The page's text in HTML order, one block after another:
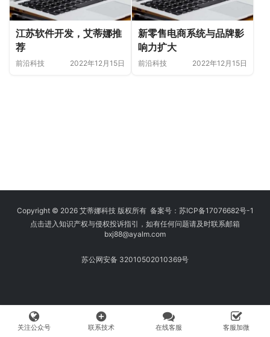
江苏软件开发，艾蒂娜推
荐
前沿科技 2022年12月15日
新零售电商系统与品牌影
响力扩大
前沿科技 2022年12月15日
Copyright © 2026 艾蒂娜科技 版权所有 备案号： 苏ICP备17076682号-1
点击进入知识产权与侵权投诉指引，如有任何问题请及时联系邮箱
bxj88@ayalm.com
苏公网安备 32010502010369号
关注公众号
add_circle
联系技术 在线客服 客服加微